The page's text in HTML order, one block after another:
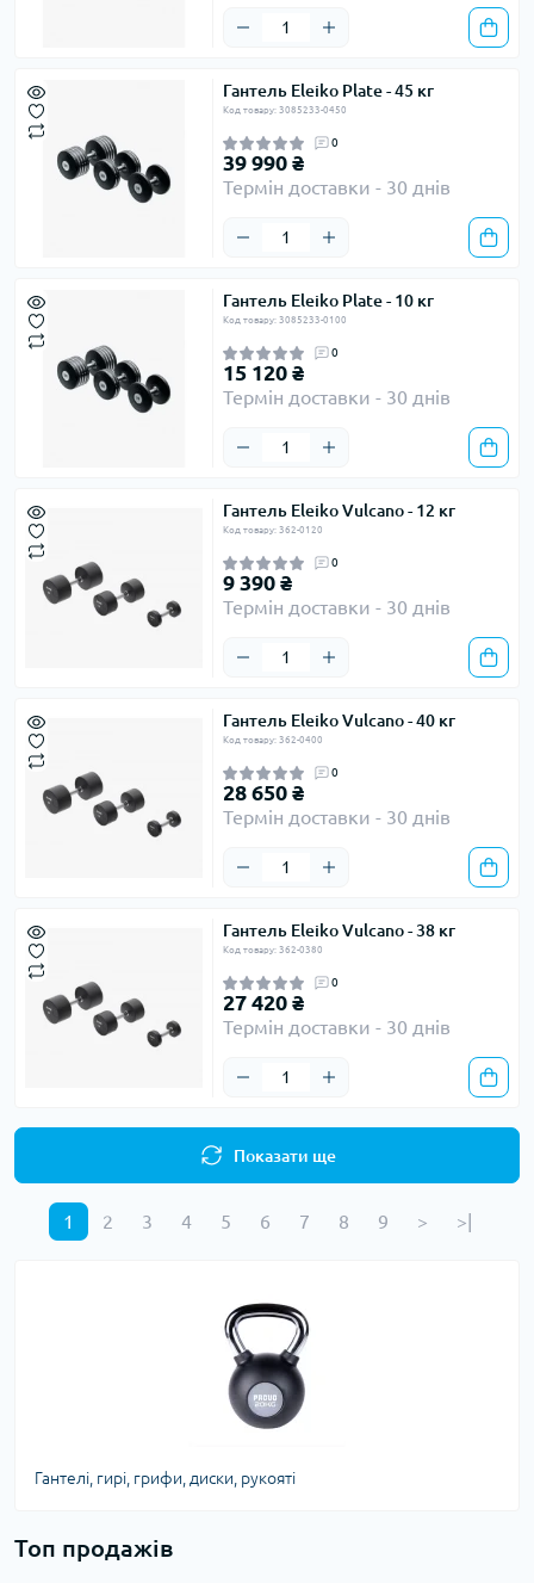
Гантель Eleiko Plate - 45 кг
Код товару: 3085233-0450
0
39 990 ₴
Термін доставки - 30 днів
Гантель Eleiko Plate - 10 кг
Код товару: 3085233-0100
0
15 120 ₴
Термін доставки - 30 днів
Гантель Eleiko Vulcano - 12 кг
Код товару: 362-0120
0
9 390 ₴
Термін доставки - 30 днів
Гантель Eleiko Vulcano - 40 кг
Код товару: 362-0400
0
28 650 ₴
Термін доставки - 30 днів
Гантель Eleiko Vulcano - 38 кг
Код товару: 362-0380
0
27 420 ₴
Термін доставки - 30 днів
Показати ще
1 2 3 4 5 6 7 8 9 > >|
Гантелі, гирі, грифи, диски, рукояті
Топ продажів